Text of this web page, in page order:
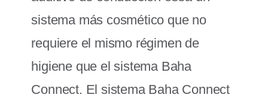
sistema más cosmético que no
requiere el mismo régimen de
higiene que el sistema Baha
Connect. El sistema Baha Connect